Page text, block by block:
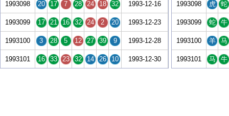
1993098 20 17 7 28 24 18 32 1993-12-16
1993099 17 21 16 32 24 2 20 1993-12-23
1993100 3 28 5 12 27 39 9 1993-12-28
1993101 16 33 23 32 14 26 10 1993-12-30
1993098 虎 蛇
1993099 蛇 牛
1993100 羊 马
1993101 马 牛